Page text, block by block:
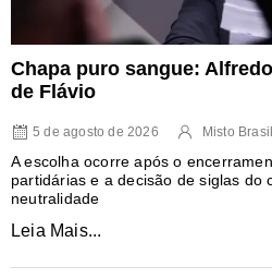
Chapa puro sangue:
de Flávio
5 de agosto de 2026 Misto Brasil
A escolha ocorre após o
partidárias e a decisão de siglas do
neutralidade
Leia Mais...